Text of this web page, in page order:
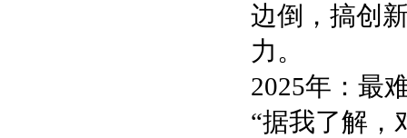
边倒，搞创
力。
2025年：最
“据我了解，